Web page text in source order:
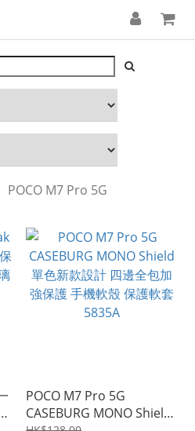
POCO M7 Pro 5G
POCO M7 Pro 5G
CASEBURG MONO Shield